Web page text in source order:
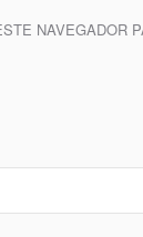
NAVEGADOR